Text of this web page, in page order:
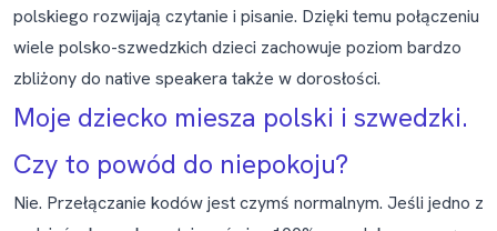
polskiego rozwijają czytanie i pisanie. Dzięki temu połączeniu
wiele polsko-szwedzkich dzieci zachowuje poziom bardzo
zbliżony do native speakera także w dorosłości.
Moje dziecko miesza polski i szwedzki.
Czy to powód do niepokoju?
Nie. Przełączanie kodów jest czymś normalnym. Jeśli jedno z